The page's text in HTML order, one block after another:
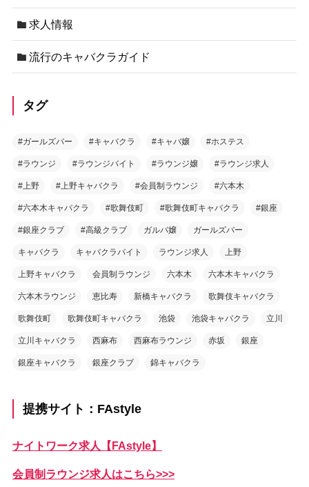
求人情報
流行のキャバクラガイド
タグ
#ガールズバー #キャバクラ #キャバ嬢 #ホステス
#ラウンジ #ラウンジバイト #ラウンジ嬢 #ラウンジ求人
#上野 #上野キャバクラ #会員制ラウンジ #六本木
#六本木キャバクラ #歌舞伎町 #歌舞伎町キャバクラ #銀座
#銀座クラブ #高級クラブ ガルバ嬢 ガールズバー
キャバクラ キャバクラバイト ラウンジ求人 上野
上野キャバクラ 会員制ラウンジ 六本木 六本木キャバクラ
六本木ラウンジ 恵比寿 新橋キャバクラ 歌舞伎キャバクラ
歌舞伎町 歌舞伎町キャバクラ 池袋 池袋キャバクラ 立川
立川キャバクラ 西麻布 西麻布ラウンジ 赤坂 銀座
銀座キャバクラ 銀座クラブ 錦キャバクラ
提携サイト：FAstyle
ナイトワーク求人【FAstyle】
会員制ラウンジ求人はこちら>>>